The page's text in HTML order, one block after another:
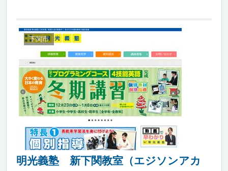
下関市
明光義塾 新下関教室（エジソンアカ